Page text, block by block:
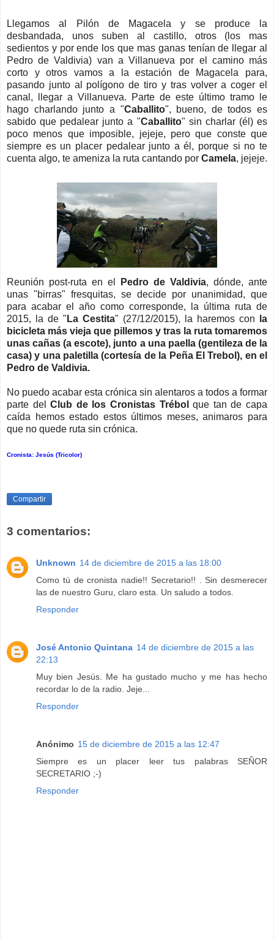
Llegamos al Pilón de Magacela y se produce la
desbandada, unos suben al castillo, otros (los mas
sedientos y por ende los que mas ganas tenían de llegar al
Pedro de Valdivia) van a Villanueva por el camino más
corto y otros vamos a la estación de Magacela para,
pasando junto al polígono de tiro y tras volver a coger el
canal, llegar a Villanueva. Parte de este último tramo le
hago charlando junto a "Caballito", bueno, de todos es
sabido que pedalear junto a "Caballito" sin charlar (él) es
poco menos que imposible, jejeje, pero que conste que
siempre es un placer pedalear junto a él, porque si no te
cuenta algo, te ameniza la ruta cantando por Camela, jejeje.
Reunión post-ruta en el Pedro de Valdivia, dónde, ante
unas "birras" fresquitas, se decide por unanimidad, que
para acabar el año como corresponde, la última ruta de
2015, la de " La Cestita" (27/12/2015), la haremos con
la
bicicleta más vieja que pillemos y tras la ruta tomaremos
unas cañas (a escote), junto a una paella (gentileza de la
casa) y una paletilla (cortesía de la Peña El Trebol), en el
Pedro de Valdivia.
No puedo acabar esta crónica sin alentaros a todos a formar
parte delClub de los Cronistas Trébol que tan de capa
caída hemos estado estos últimos meses, animaros para
que no quede ruta sin crónica.
Cronista: Jesús (Tricolor)
Compartir
3 comentarios:
Unknown 14 de diciembre de 2015 a las 18:00
Como tú de cronista nadie!! Secretario!! . Sin desmerecer
las de nuestro Guru, claro esta. Un saludo a todos.
Responder
José Antonio Quintana 14 de diciembre de 2015 a las
22:13
Muy bien Jesús. Me ha gustado mucho y me has hecho
recordar lo de la radio. Jeje...
Responder
Anónimo 15 de diciembre de 2015 a las 12:47
Siempre es un placer leer tus palabras SEÑOR
SECRETARIO ;-)
Responder